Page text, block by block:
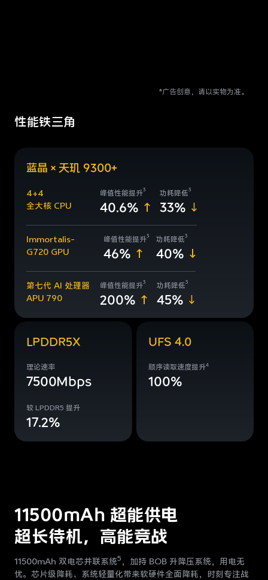
*广告创意，请以实物为准。
性能铁三角
蓝晶×天玑 9300+
4+4
全大核 CPU
峰值性能提升3
40.6%
功耗降低3
33%
Immortalis-
G720 GPU
峰值性能提升3
46%
功耗降低3
40%
第七代 AI 处理器
APU 790
峰值性能提升3
200%
功耗降低3
45%
LPDDR5X
理论速率
7500Mbps
较 LPDDR5 提升
17.2%
UFS 4.0
顺序读取速度提升4
100%
11500mAh 超能供电
超长待机，高能竞战
11500mAh 双电芯并联系统5 ，加持 BOB 升降压系统，用电无
忧。芯片级降耗、系统轻量化带来软硬件全面降耗，时刻专注战